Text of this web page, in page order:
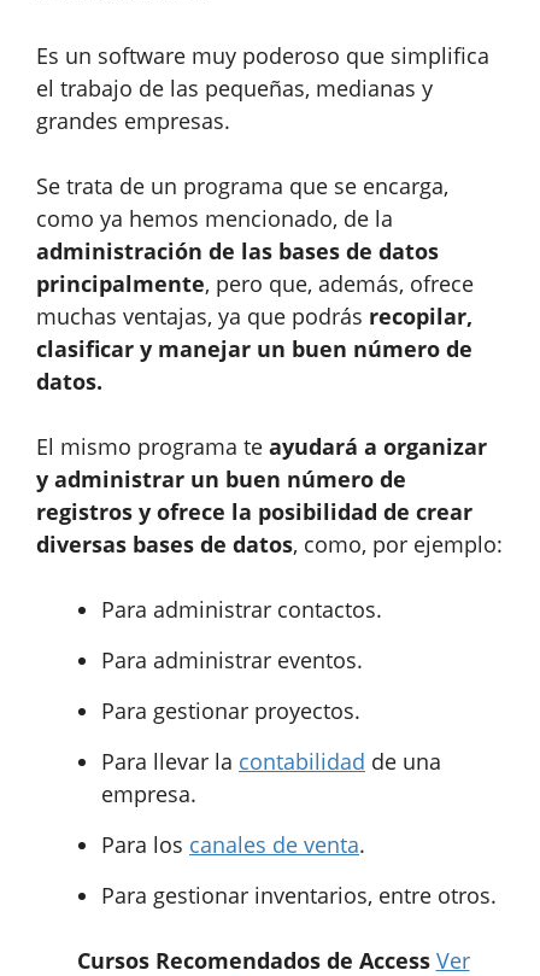
Es un software muy poderoso que simplifica
el trabajo de las pequeñas, medianas y
grandes empresas.
Se trata de un programa que se encarga,
como ya hemos mencionado, de la
administración de las bases de datos
principalmente, pero que, además, ofrece
muchas ventajas, ya que podrás recopilar,
clasificar y manejar un buen número de
datos.
El mismo programa te ayudará a organizar
y administrar un buen número de
registros y ofrece la posibilidad de crear
diversas bases de datos, como, por ejemplo:
Para administrar contactos.
Para administrar eventos.
Para gestionar proyectos.
Para llevar la contabilidad de una
empresa.
Para los canales de venta.
Para gestionar inventarios, entre otros.
Cursos Recomendados de Access Ver